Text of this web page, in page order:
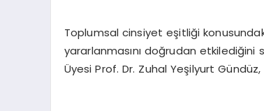
Toplumsal cinsiyet eşitliği
yararlanmasını doğrudan etkilediğini
Üyesi Prof. Dr. Zuhal Yeşilyurt